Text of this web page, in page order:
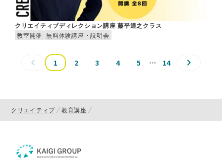
クリエイティブディレクション講座 藤平達之クラス
教室開催 無料体験講座・説明会
1 2 3 4 5 14
クリエイティブ 教育講座